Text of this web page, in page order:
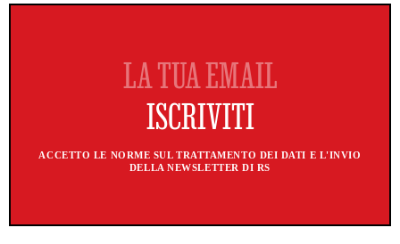
ACCETTO LE NORME SUL TRATTAMENTO DEI DATI E L'INVIO
DELLA NEWSLETTER DI RS